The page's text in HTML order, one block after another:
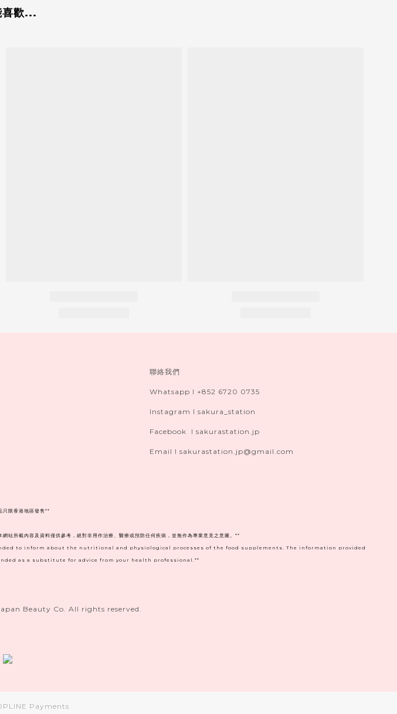
喜歡...
聯絡我們
Whatsapp I +852 6720 0735
Instagram I sakura_station
Facebook I sakurastation.jp
Email I sakurastation.jp@gmail.com
只限香港地區發售**
站所載內容及資料僅供參考，絕對非用作治療、醫療或預防任何疾病，並無作為專業意見之意圖。**
to inform about the nutritional and physiological processes of the food supplements. The information provided
as a substitute for advice from your health professional.**
Beauty Co. All rights reserved.
Payments